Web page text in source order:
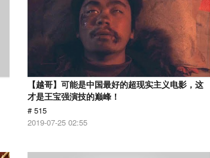
【越哥】可能是中国最好的超现实主义电影，这
才是王宝强演技的巅峰！
# 515
2019-07-25 02:55